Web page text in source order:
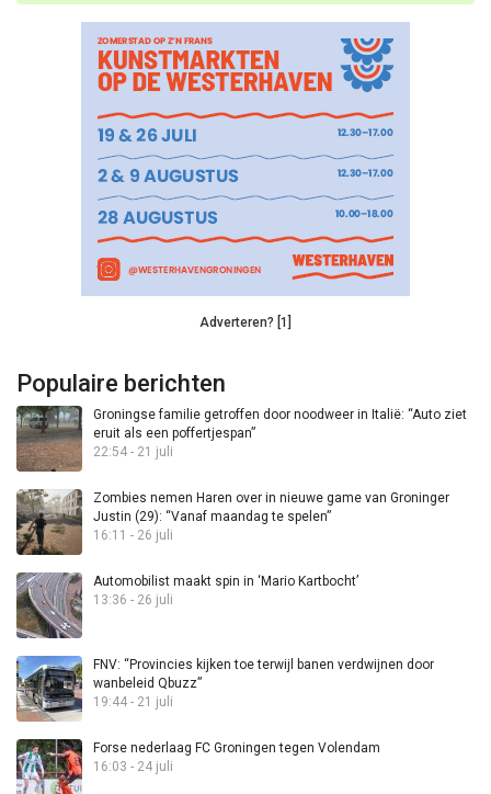
Adverteren? [1]
Populaire berichten
Groningse familie getroffen door noodweer in Italië: “Auto ziet
eruit als een poffertjespan”
22:54 - 21 juli
Zombies nemen Haren over in nieuwe game van Groninger
Justin (29): “Vanaf maandag te spelen”
16:11 - 26 juli
Automobilist maakt spin in ‘Mario Kartbocht’
13:36 - 26 juli
FNV: “Provincies kijken toe terwijl banen verdwijnen door
wanbeleid Qbuzz”
19:44 - 21 juli
Forse nederlaag FC Groningen tegen Volendam
16:03 - 24 juli